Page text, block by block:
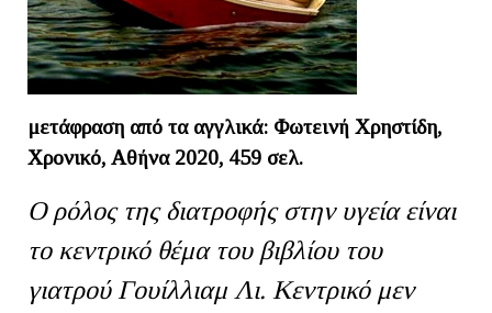
μετάφραση από τα αγγλικά: Φωτεινή Χρηστίδη,
Χρονικό, Αθήνα 2020, 459 σελ.
Ο ρόλος της διατροφής στην υγεία είναι
το κεντρικό θέμα του βιβλίου του
γιατρού Γουίλλιαμ Λι. Κεντρικό μεν